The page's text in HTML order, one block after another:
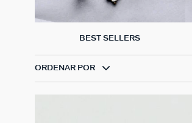
BEST SELLERS
ORDENAR POR